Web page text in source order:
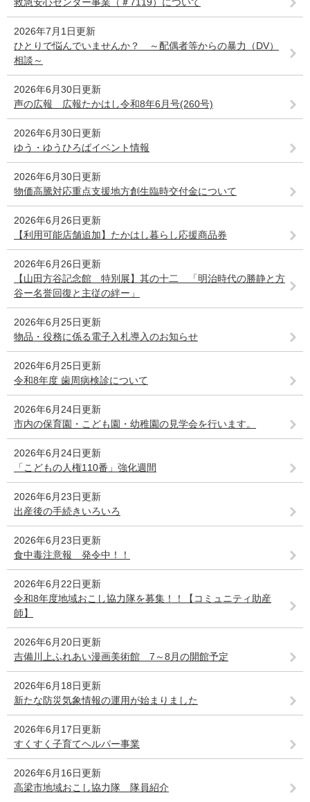
2026年7月1日更新
ひとりで悩んでいませんか？ ～配偶者等からの暴力（DV）
相談～
2026年6月30日更新
声の広報 広報たかはし令和8年6月号(260号)
2026年6月30日更新
ゆう・ゆうひろばイベント情報
2026年6月30日更新
物価高騰対応重点支援地方創生臨時交付金について
2026年6月26日更新
【利用可能店舗追加】たかはし暮らし応援商品券
2026年6月26日更新
【山田方谷記念館 特別展】其の十二 「明治時代の勝静と方
谷ー名誉回復と主従の絆ー」
2026年6月25日更新
物品・役務に係る電子入札導入のお知らせ
2026年6月25日更新
令和8年度 歯周病検診について
2026年6月24日更新
市内の保育園・こども園・幼稚園の見学会を行います。
2026年6月24日更新
「こどもの人権110番」強化週間
2026年6月23日更新
出産後の手続きいろいろ
2026年6月23日更新
食中毒注意報 発令中！！
2026年6月22日更新
令和8年度地域おこし協力隊を募集！！【コミュニティ助産
師】
2026年6月20日更新
吉備川上ふれあい漫画美術館 7～8月の開館予定
2026年6月18日更新
新たな防災気象情報の運用が始まりました
2026年6月17日更新
すくすく子育てヘルパー事業
2026年6月16日更新
高梁市地域おこし協力隊 隊員紹介